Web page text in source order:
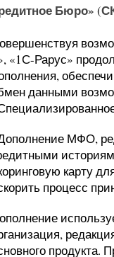
Бюро»
«1С-Рарус»
данными
МФО,
карту
процесс
продукта.